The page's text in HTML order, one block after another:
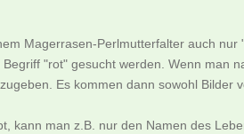
Magerrasen-Perlmutterfalter auch nur
"rot" gesucht werden. Wenn man
Es kommen dann sowohl Bilder
kann man z.B. nur den Namen des